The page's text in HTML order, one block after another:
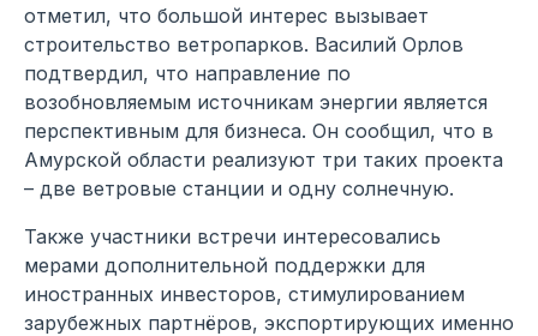
отметил, что большой интерес вызывает
строительство ветропарков. Василий Орлов
подтвердил, что направление по
возобновляемым источникам энергии является
перспективным для бизнеса. Он сообщил, что в
Амурской области реализуют три таких проекта
– две ветровые станции и одну солнечную.
Также участники встречи интересовались
мерами дополнительной поддержки для
иностранных инвесторов, стимулированием
зарубежных партнёров, экспортирующих именно